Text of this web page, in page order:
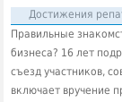
Достижения
Правильные
бизнеса? 16 лет
съезд участников,
включает вручение